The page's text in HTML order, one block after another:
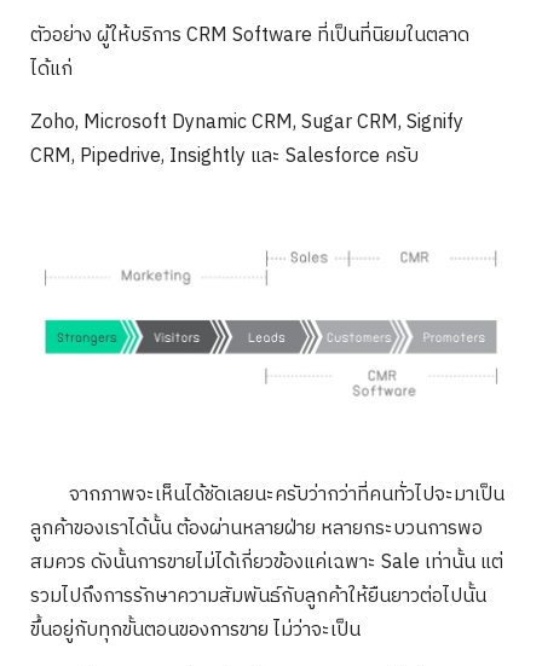
ตัวอย่าง ผู้ให้บริการ CRM Software ที่เป็นที่นิยมในตลาด
ได้แก่
Zoho, Microsoft Dynamic CRM, Sugar CRM, Signify
CRM, Pipedrive, Insightly และ Salesforce ครับ
จากภาพจะเห็นได้ชัดเลยนะครับว่ากว่าที่คนทั่วไปจะมาเป็น
ลูกค้าของเราได้นั้น ต้องผ่านหลายฝ่าย หลายกระบวนการพอ
สมควร ดังนั้นการขายไม่ได้เกี่ยวข้องแค่เฉพาะ Sale เท่านั้น แต่
รวมไปถึงการรักษาความสัมพันธ์กับลูกค้าให้ยืนยาวต่อไปนั้น
ขึ้นอยู่กับทุกขั้นตอนของการขาย ไม่ว่าจะเป็น